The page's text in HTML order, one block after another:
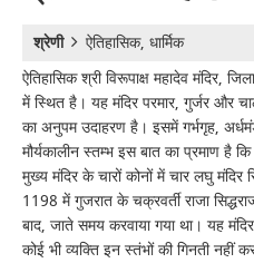
श्रेणी
ऐतिहासिक, धार्मिक
ऐतिहासिक श्री विरूपाक्ष महादेव मंदिर,
में स्थित है। यह मंदिर परमार, गुर्जर और
का अनुपम उदाहरण है। इसमें गर्भगृह,
मौर्यकालीन स्तम्भ इस बात का प्रमाण है
मुख्य मंदिर के चारों कोनों में चार लघु मंदिर
1198 में गुजरात के चक्रवर्ती राजा
बाद, जाते समय करवाया गया था। यह
कोई भी व्यक्ति इन स्तंभों की गिनती नहीं